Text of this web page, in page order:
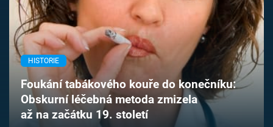
Pořady
TV Program
Časopis
Sledujte prima+
HISTORIE
Foukání tabákového kouře do konečníku:
Obskurní léčebná metoda zmizela
až na začátku 19. století